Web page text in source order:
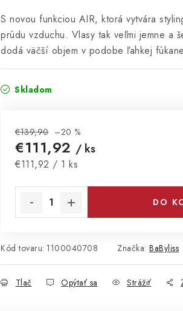
S novou funkciou AIR, ktorá vytvára
prúdu vzduchu. Vlasy tak veľmi jemne a
dodá väčší objem v podobe ľahkej
Skladom
€139,90 –20 %
€111,92 / ks
Jednotková cena:
€111,92 / 1 ks
DO
Kód tovaru: 1100040708 Značka: BaByliss
Tlač Opýtať sa Strážiť